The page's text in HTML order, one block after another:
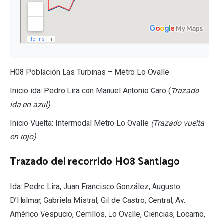
H08 Población Las Turbinas – Metro Lo Ovalle
Inicio ida: Pedro Lira con Manuel Antonio Caro (Trazado
ida en azul)
Inicio Vuelta: Intermodal Metro Lo Ovalle (Trazado vuelta
en rojo)
Trazado del recorrido H08 Santiago
Ida: Pedro Lira, Juan Francisco González, Augusto
D’Halmar, Gabriela Mistral, Gil de Castro, Central, Av.
Américo Vespucio, Cerrillos, Lo Ovalle, Ciencias, Locarno,